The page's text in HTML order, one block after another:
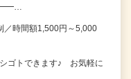
／時間額1,500円～5,000
ゴトできます♪ お気軽に